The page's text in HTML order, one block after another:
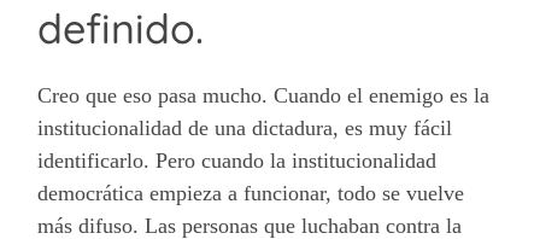
definido.
Creo que eso pasa mucho. Cuando el enemigo es la
institucionalidad de una dictadura, es muy fácil
identificarlo. Pero cuando la institucionalidad
democrática empieza a funcionar, todo se vuelve
más difuso. Las personas que luchaban contra la